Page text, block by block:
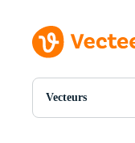
Vecteurs
Toutes Images